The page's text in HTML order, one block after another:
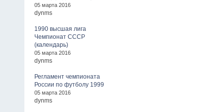
05 марта 2016
dynms
1990 высшая лига
Чемпионат СССР
(календарь)
05 марта 2016
dynms
Регламент чемпионата
России по футболу 1999
05 марта 2016
dynms